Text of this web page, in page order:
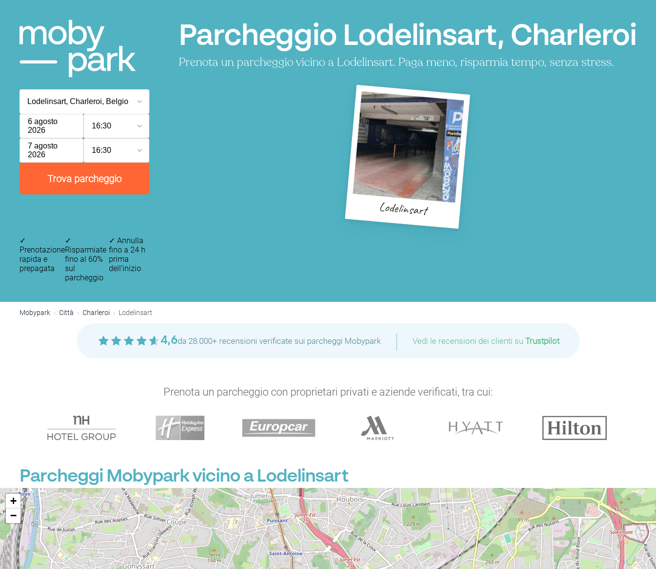
Parcheggio Lodelinsart, Charleroi
Prenota un parcheggio vicino a Lodelinsart. Paga meno, risparmia tempo, senza stress.
6 agosto
2026
16:30
7 agosto
2026
16:30
Trova parcheggio
Lodelinsart
✓
Prenotazione
rapida e
prepagata
✓
Risparmiate
fino al 60%
sul
parcheggio
✓ Annulla
fino a 24 h
prima
dell’inizio
Mobypark Città Charleroi Lodelinsart
4,6da 28.000+ recensioni verificate sui parcheggi Mobypark | Vedi le recensioni dei clienti su Trustpilot
Prenota un parcheggio con proprietari privati e aziende verificati, tra cui:
Parcheggi Mobypark vicino a Lodelinsart
P
+
−